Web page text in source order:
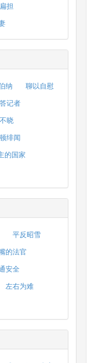
担
纳
聊以自慰
记者
晓
绯闻
的国家
平反昭雪
的法官
安全
左右为难